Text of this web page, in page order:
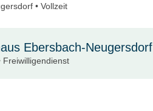
• Vollzeit
Ebersbach-Neugersdorf
Freiwilligendienst